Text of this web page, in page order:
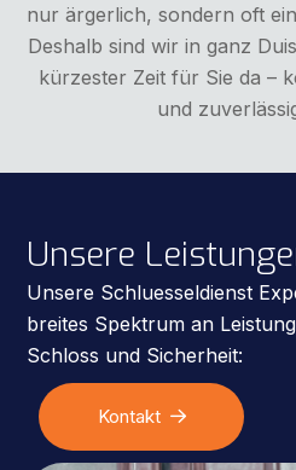
nur ärgerlich, sondern oft
Deshalb sind wir in ganz
kürzester Zeit für Sie da –
und
Unsere
Unsere Schluesseldienst
breites Spektrum an
Schloss und Sicherheit:
Kontakt